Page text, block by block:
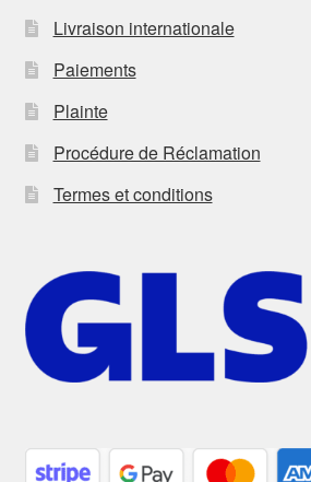
Livraison internationale
Paiements
Plainte
Procédure de Réclamation
Termes et conditions